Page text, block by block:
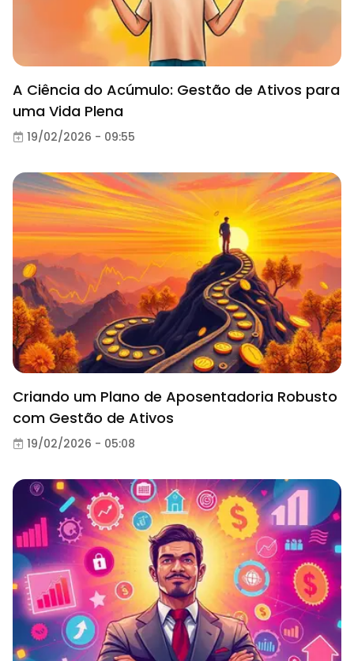
A Ciência do Acúmulo: Gestão de Ativos para
uma Vida Plena
19/02/2026 - 09:55
Criando um Plano de Aposentadoria Robusto
com Gestão de Ativos
19/02/2026 - 05:08